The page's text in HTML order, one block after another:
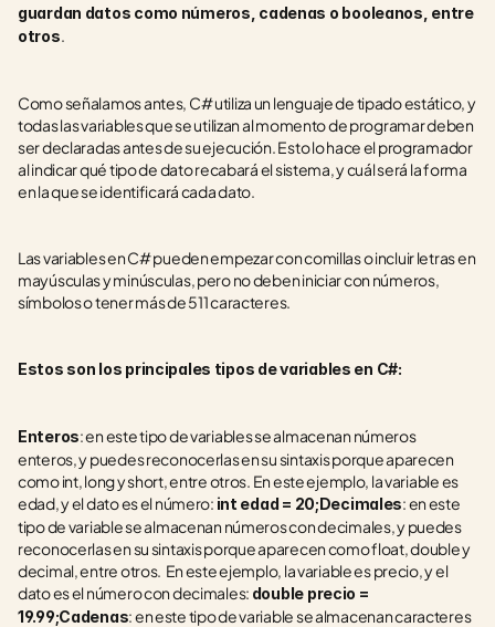
guardan datos como números, cadenas o booleanos, entre
otros.
Como señalamos antes, C# utiliza un lenguaje de tipado estático, y
todas las variables que se utilizan al momento de programar deben
ser declaradas antes de su ejecución. Esto lo hace el programador
al indicar qué tipo de dato recabará el sistema, y cuál será la forma
en la que se identificará cada dato.
Las variables en C# pueden empezar con comillas o incluir letras en
mayúsculas y minúsculas, pero no deben iniciar con números,
símbolos o tener más de 511 caracteres.
Estos son los principales tipos de variables en C#:
Enteros: en este tipo de variables se almacenan números
enteros, y puedes reconocerlas en su sintaxis porque aparecen
como int, long y short, entre otros. En este ejemplo, la variable es
edad, y el dato es el número: int edad = 20;Decimales: en este
tipo de variable se almacenan números con decimales, y puedes
reconocerlas en su sintaxis porque aparecen como float, double y
decimal, entre otros.  En este ejemplo, la variable es precio, y el
dato es el número con decimales: double precio =
19.99;Cadenas: en este tipo de variable se almacenan caracteres